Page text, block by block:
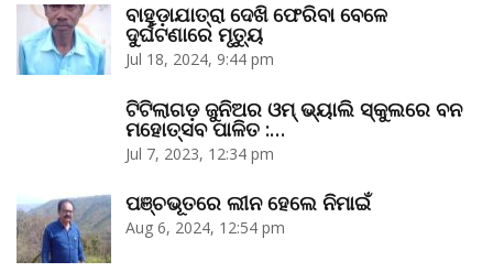
ବାହୁଡ଼ାଯାତ୍ରା ଦେଖି ଫେରିବା ବେଳେ
ଦୁର୍ଘଟଣାରେ ମୃତ୍ୟୁ
Jul 18, 2024, 9:44 pm
ଟିଟିଲାଗଡ଼ ଜୁନିଅର ଓମ୍‌ ଭ୍ୟାଲି ସ୍କୁଲରେ ବନ
ମହୋତ୍ସବ ପାଳିତ :…
Jul 7, 2023, 12:34 pm
ପଞ୍ଚଭୂତରେ ଲୀନ ହେଲେ ନିମାଇଁ
Aug 6, 2024, 12:54 pm